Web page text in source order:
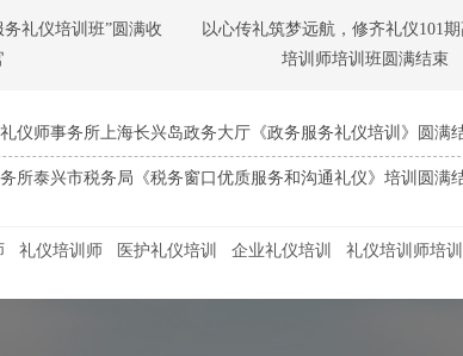
礼仪培训班”圆满收
以心传礼筑梦远航，修齐礼仪101
培训师培训班圆满结束
仪师事务所上海长兴岛政务大厅《政务服务礼仪培训》圆满
所泰兴市税务局《税务窗口优质服务和沟通礼仪》培训圆满
礼仪培训师 医护礼仪培训 企业礼仪培训 礼仪培训师培训